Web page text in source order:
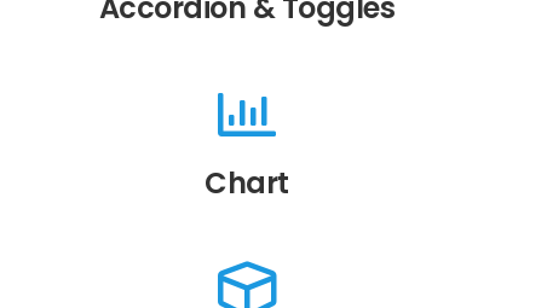
Accordion & Toggles
Chart